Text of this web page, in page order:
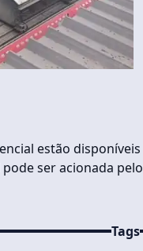
estão disponíveis
ser acionada pelo
Tags